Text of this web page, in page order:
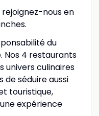
rejoignez-nous en
du
Nos 4 restaurants
univers culinaires
séduire aussi
touristique,
expérience